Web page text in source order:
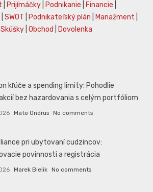
Prijímáčky Podnikanie Financie
SWOT Podnikateľský plán Manažment
Skúšky Obchod Dovolenka
kľúče a spending limity: Pohodlie
bez hazardovania s celým portfóliom
Mato Ondrus No comments
pri ubytovaní cudzincov:
povinnosti a registrácia
Marek Bielik No comments